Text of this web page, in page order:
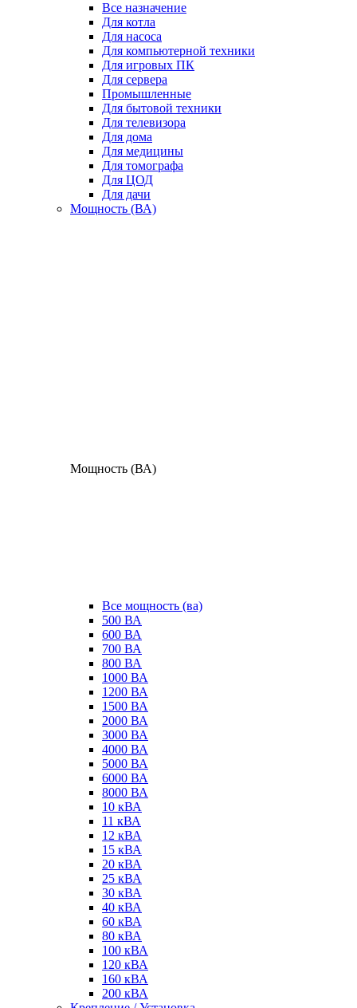
Все назначение
Для котла
Для насоса
Для компьютерной техники
Для игровых ПК
Для сервера
Промышленные
Для бытовой техники
Для телевизора
Для дома
Для медицины
Для томографа
Для ЦОД
Для дачи
Мощность (ВА)
Мощность (ВА)
Все мощность (ва)
500 ВА
600 ВА
700 ВА
800 ВА
1000 ВА
1200 ВА
1500 ВА
2000 ВА
3000 ВА
4000 ВА
5000 ВА
6000 ВА
8000 ВА
10 кВА
11 кВА
12 кВА
15 кВА
20 кВА
25 кВА
30 кВА
40 кВА
60 кВА
80 кВА
100 кВА
120 кВА
160 кВА
200 кВА